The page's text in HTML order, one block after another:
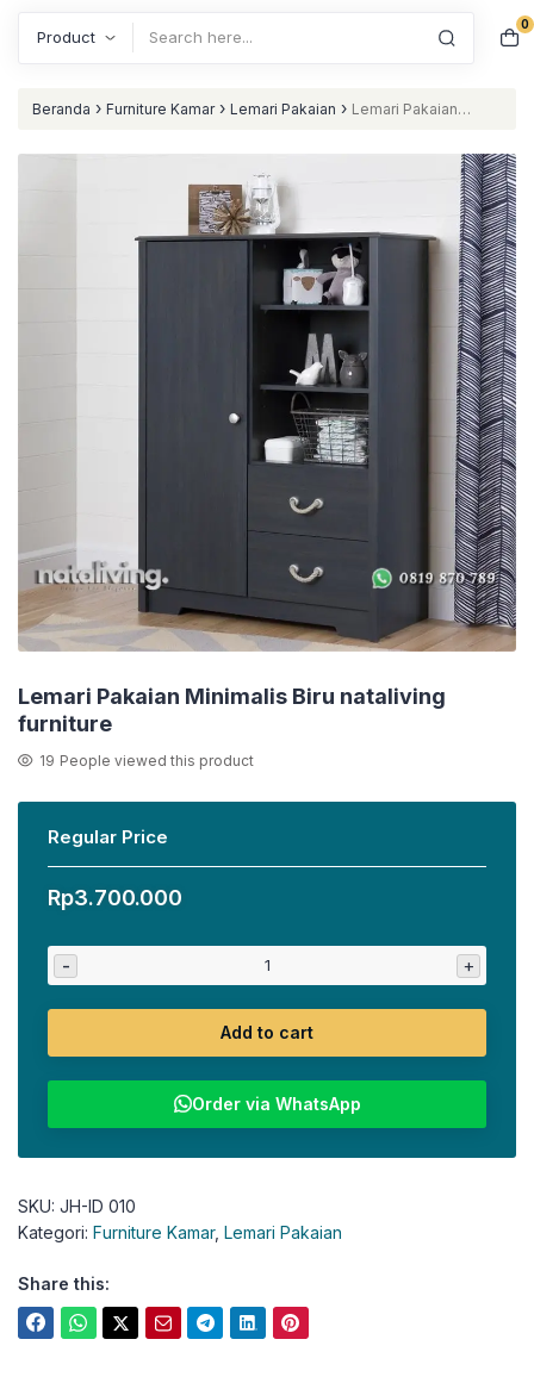
0
Beranda › Furniture Kamar › Lemari Pakaian › Lemari Pakaian
Lemari Pakaian Minimalis Biru nataliving
furniture
19 People viewed this product
Regular Price
Rp3.700.000
- +
Add to cart
Order via WhatsApp
SKU: JH-ID 010
Kategori: Furniture Kamar, Lemari Pakaian
Share this: